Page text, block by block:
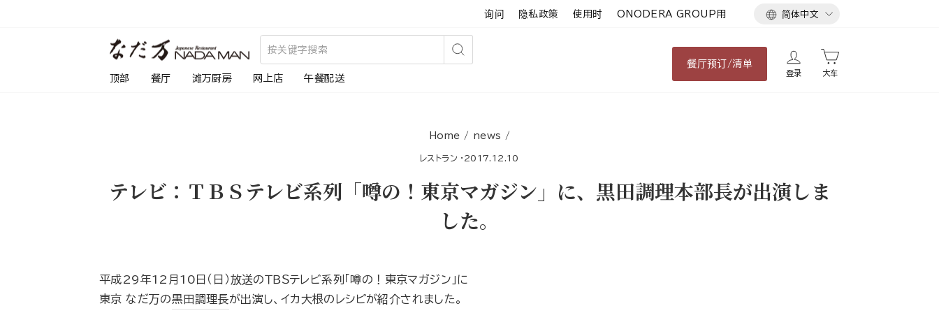
询问 隐私政策 使用时 ONODERA GROUP用
语
简体中文
搜
顶部 餐厅 滩万厨房 网上店 午餐配送
餐厅预订/清单
登录 大车
Home / news /
レストラン · 2017.12.10
テレビ：ＴＢＳテレビ系列「噂の！東京マガジン」に、黒田調理本部長が出演しま
した。
平成29年12月10日（日）放送のＴＢＳテレビ系列「噂の！東京マガジン」に
東京 なだ万の黒田調理長が出演し、イカ大根のレシピが紹介されました。